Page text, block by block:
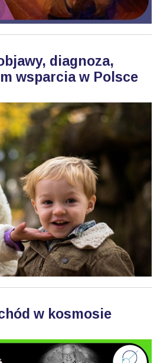
diagnoza,
wsparcia w Polsce
w kosmosie